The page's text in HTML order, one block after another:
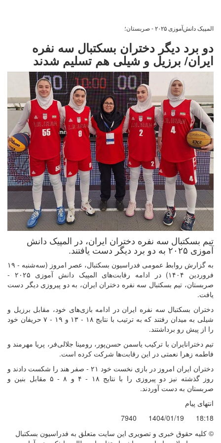
المپیک دانش‌آموزی ۲۰۲۵ - صربستان؛
دو برد دیگر دختران بسکتبال سه نفره
ایران/ برزیل و شیلی هم تسلیم شدند
تیم بسکتبال سه نفره دختران ایران، در المپیک دانش
آموزی ۲۰۲۵ به دو برد دیگر دست یافتند.
به گزارش روابط عمومی فدراسیون بسکتبال، عصر امروز (سه‌شنبه - ۱۹
فروردین ۱۴۰۴) در ادامه رقابت‌های المپیک دانش آموزی ۲۰۲۵ -
صربستان، تیم بسکتبال سه نفره دختران ایران، به دو پیروزی دیگر دست
یافت.
دختران بسکتبال سه نفره ایران در ادامه بازی‌های خود، مقابل برزیل و
شیلی به میدان رفتند که به ترتیب با نتایج ۱۸ - ۱۳ و ۱۹ - ۷ حریفان خود
را از پیش رو برداشتند.
تیم دخترانایران با ترکیب یاسمن حسن‌پور، رومینا جلالی‌فر، پریا مهرمند و
فاطمه زهرا نعمتی در این رقابت‌ها شرکت کرده است.
دختران ایران امروز در بازی نخست خود ۲۱ - صفر هند را شکست دادند و
روز گذشته نیز دو پیروزی را با نتایج ۱۸ - ۴ و ۸ - ۵ مقابل بنین و
صربستان به دست آوردند.
انتهای پیام
18:18
1404/01/19
7940
© کليه حقوق خبری و تصويری اين سايت متعلق به فدراسیون بسکتبال